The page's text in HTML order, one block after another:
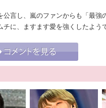
言し、嵐のファンからも「最強
に、ますます愛を強くしたよう